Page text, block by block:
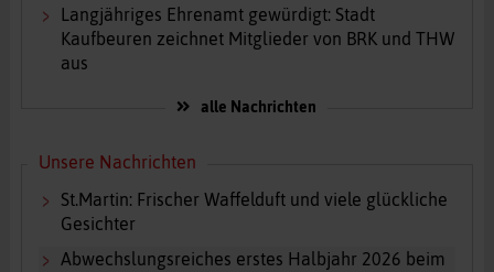
Langjähriges Ehrenamt gewürdigt: Stadt
Kaufbeuren zeichnet Mitglieder von BRK und THW
aus
alle Nachrichten
Unsere Nachrichten
St.Martin: Frischer Waffelduft und viele glückliche
Gesichter
Abwechslungsreiches erstes Halbjahr 2026 beim